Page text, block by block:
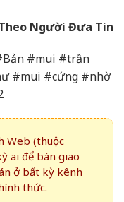
Người Đưa Tin
#mui #trần
#mui #cứng #nhờ
Web (thuộc
ai để bán giao
ở bất kỳ kênh
thức.